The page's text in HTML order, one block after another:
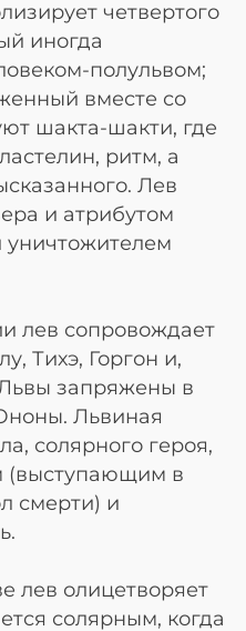
четвертого
иногда
полульвом;
вместе со
шакта-шакти, где
ритм, а
Лев
и атрибутом
уничтожителем
лев сопровождает
Тихэ, Горгон и,
запряжены в
Львиная
солярного героя,
(выступающим в
смерти) и
лев олицетворяет
солярным, когда